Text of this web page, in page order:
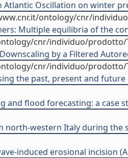
Atlantic Oscillation on winter
ontology/cnr/
Multiple equilibria of the
cnr/individuo/prodotto/
Downscaling by a Filtered
cnr/individuo/prodotto/
the past, present and
and flood forecasting: a case
north-western Italy during
induced erosional incision